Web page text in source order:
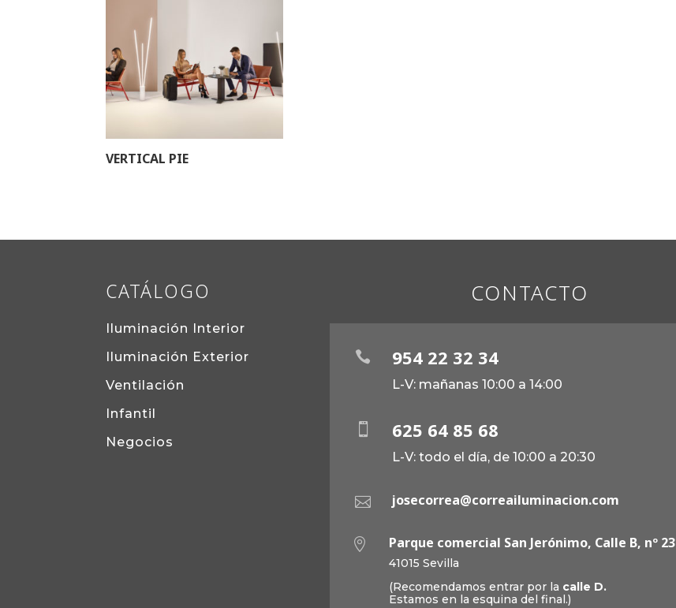
VERTICAL PIE
CATÁLOGO
Iluminación Interior
Iluminación Exterior
Ventilación
Infantil
Negocios
CONTACTO
 954 22 32 34
L-V: mañanas 10:00 a 14:00
 625 64 85 68
L-V: todo el día, de 10:00 a 20:30
 josecorrea@correailuminacion.com
 Parque comercial San Jerónimo, Calle B, nº 23
41015 Sevilla
(Recomendamos entrar por la calle D.
Estamos en la esquina del final.)